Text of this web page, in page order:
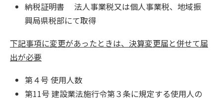
納税証明書 法人事業税又は個人事業税、地域振
興局県税部にて取得
下記事項に変更があったときは、決算変更届と併せて届
出が必要
第４号 使用人数
第11号 建設業法施行令第３条に規定する使用人の